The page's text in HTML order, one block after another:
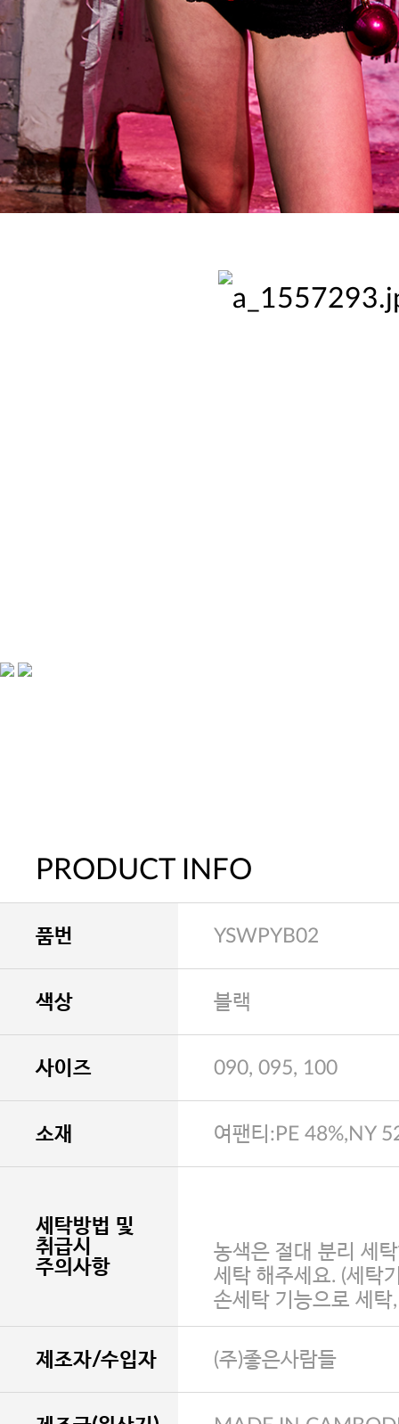
PRODUCT INFO
품번 YSWPYB02
색상 블랙
사이즈 090, 095, 100
소재 여팬티:PE 48%,NY
세탁방법 및
취급시
주의사항
농색은 절대 분리 세
세탁 해주세요. (세탁
손세탁 기능으로 세탁
제조자/수입자 (주)좋은사람들